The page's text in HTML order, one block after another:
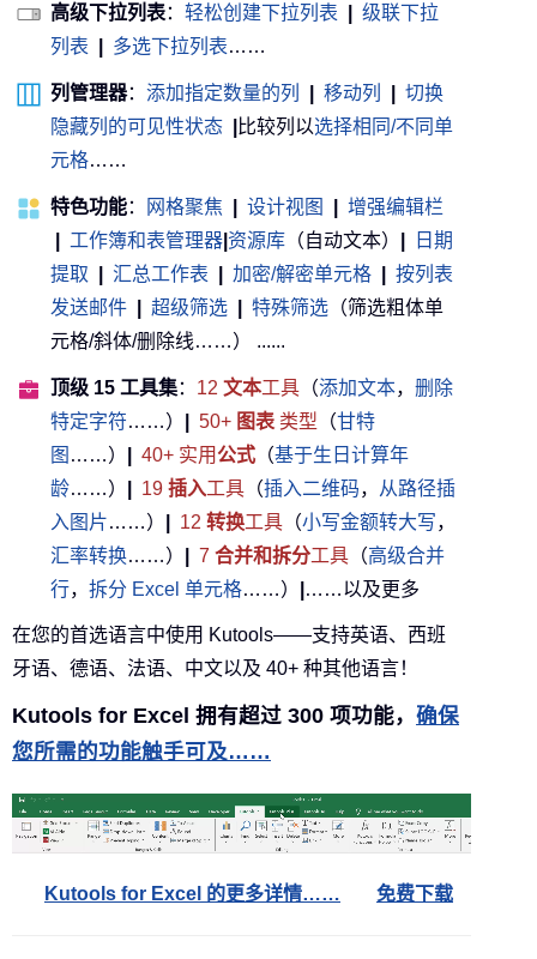
高级下拉列表： 轻松创建下拉列表
级联下拉
列表
多选下拉列表……
列管理器： 添加指定数量的列 移动列
切换
隐藏列的可见性状态
比较列以选择相同/不同单
元格……
特色功能： 网格聚焦 设计视图
增强编辑栏
工作簿和表管理器 资源库 （自动文本）
日期
提取
汇总工作表 加密/解密单元格
按列表
发送邮件
超级筛选 特殊筛选 （筛选粗体单
元格/斜体/删除线……） ......
顶级 15 工具集： 12 文本工具 （添加文本， 删除
特定字符……） 50+ 图表 类型 （甘特
图 ……） 40+ 实用公式 （基于生日计算年
龄……） 19 插入工具 （插入二维码，
从路径插
入图片……） 12 转换工具 （小写金额转大写，
汇率转换……） 7 合并和拆分工具 （高级合并
行， 拆分 Excel 单元格……） ……以及更多
在您的首选语言中使用 Kutools——支持英语、西班
牙语、德语、法语、中文以及 40+ 种其他语言！
Kutools for Excel 拥有超过 300 项功能， 确保
您所需的功能触手可及……
Kutools for Excel 的更多详情…… 免费下载